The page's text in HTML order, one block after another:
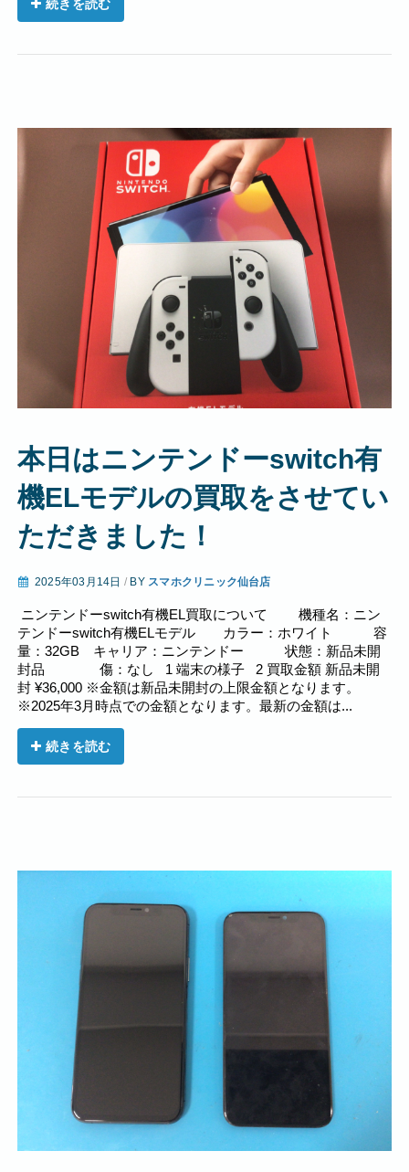
続きを読む
本日はニンテンドーswitch有
機ELモデルの買取をさせてい
ただきました！
2025年03月14日 / BY スマホクリニック仙台店
ニンテンドーswitch有機EL買取について 機種名：ニン
テンドーswitch有機ELモデル カラー：ホワイト 容
量：32GB キャリア：ニンテンドー 状態：新品未開
封品 傷：なし 1 端末の様子 2 買取金額 新品未開
封 ¥36,000 ※金額は新品未開封の上限金額となります。
※2025年3月時点での金額となります。最新の金額は...
続きを読む